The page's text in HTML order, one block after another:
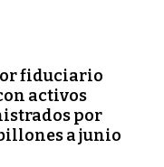
fiduciario
activos
por
billones a junio